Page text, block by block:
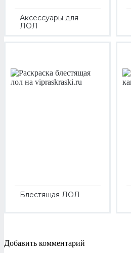
Аксессуары для
ЛОЛ
Блестящая ЛОЛ
Добавить комментарий